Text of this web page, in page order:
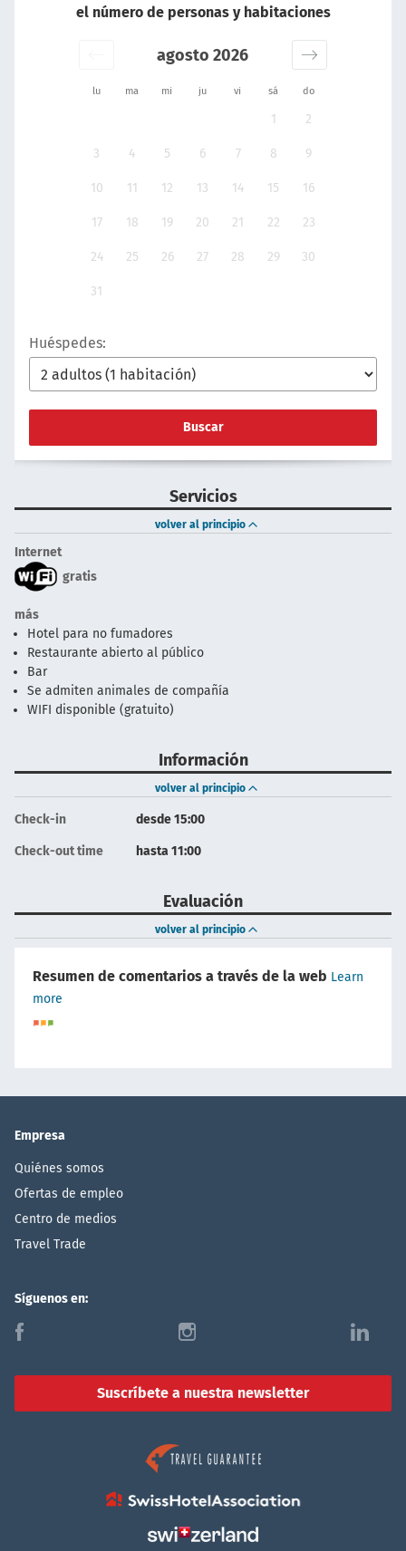
el número de personas y habitaciones
lu ma mi ju vi sá do
agosto 2026
1 2
3 4 5 6 7 8 9
10 11 12 13 14 15 16
17 18 19 20 21 22 23
24 25 26 27 28 29 30
31
Huéspedes:
Buscar
Servicios
volver al principio
Internet
gratis
más
Hotel para no fumadores
Restaurante abierto al público
Bar
Se admiten animales de compañía
WIFI disponible (gratuito)
Información
volver al principio
Check-in desde 15:00
Check-out time hasta 11:00
Evaluación
volver al principio
Resumen de comentarios a través de la web Learn
more
Empresa
Quiénes somos
Ofertas de empleo
Centro de medios
Travel Trade
Síguenos en:
f i l
Suscríbete a nuestra newsletter